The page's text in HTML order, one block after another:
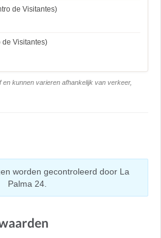
de Visitantes)
de Visitantes)
en kunnen varieren afhankelijk van verkeer,
worden gecontroleerd door La
Palma 24.